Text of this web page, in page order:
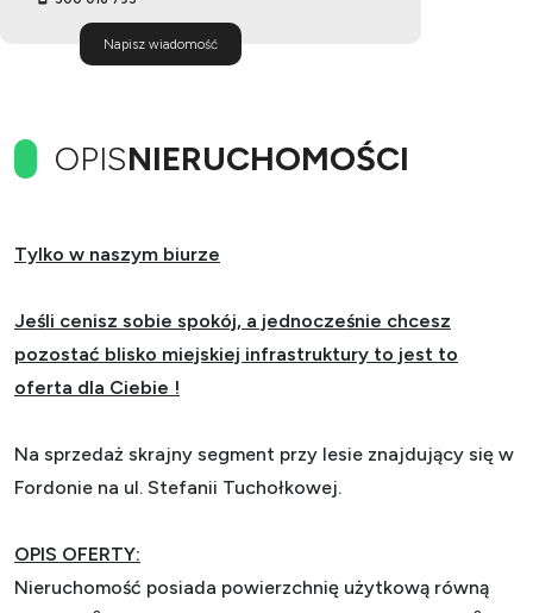
Napisz wiadomość
OPISNIERUCHOMOŚCI
Tylko w naszym biurze
Jeśli cenisz sobie spokój, a jednocześnie chcesz
pozostać blisko miejskiej infrastruktury to jest to
oferta dla Ciebie !
Na sprzedaż skrajny segment przy lesie znajdujący się w
Fordonie na ul. Stefanii Tuchołkowej.
OPIS OFERTY:
Nieruchomość posiada powierzchnię użytkową równą